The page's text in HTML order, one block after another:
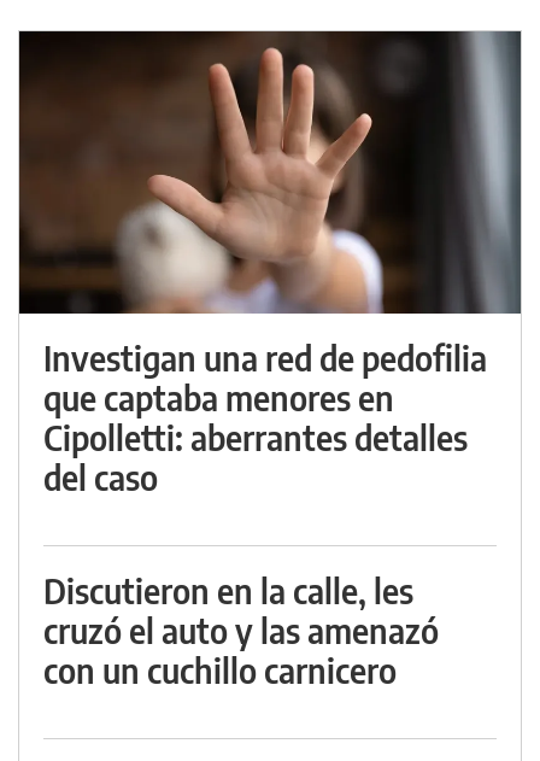
Investigan una red de pedofilia
que captaba menores en
Cipolletti: aberrantes detalles
del caso
Discutieron en la calle, les
cruzó el auto y las amenazó
con un cuchillo carnicero